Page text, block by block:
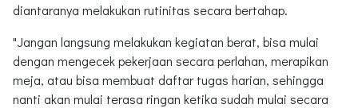
diantaranya melakukan rutinitas secara bertahap.
"Jangan langsung melakukan kegiatan berat, bisa mulai
dengan mengecek pekerjaan secara perlahan, merapikan
meja, atau bisa membuat daftar tugas harian, sehingga
nanti akan mulai terasa ringan ketika sudah mulai secara